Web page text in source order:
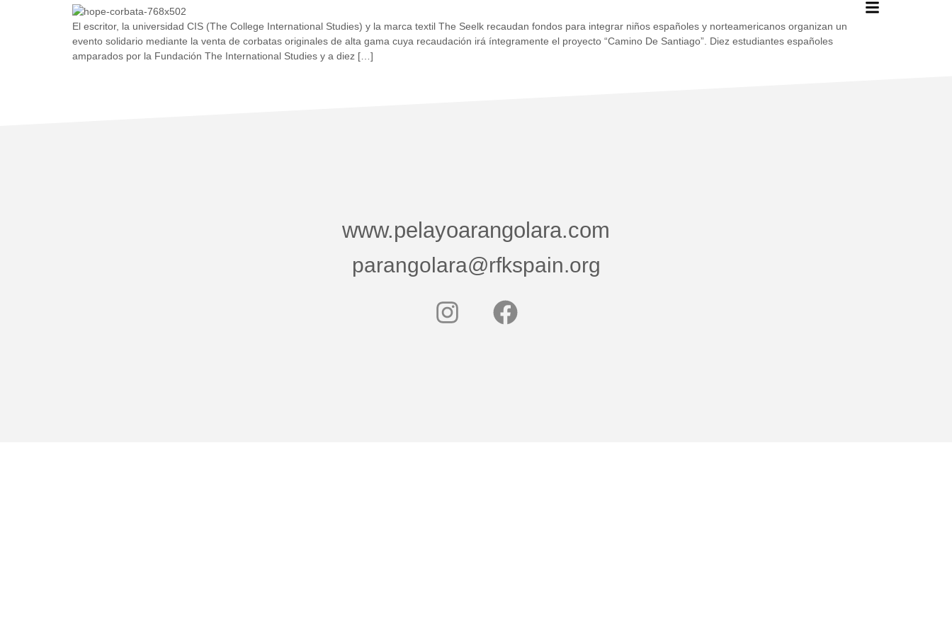
El escritor, la universidad CIS (The College International Studies) y la marca textil The Seelk recaudan fondos para integrar niños españoles y norteamericanos organizan un
evento solidario mediante la venta de corbatas originales de alta gama cuya recaudación irá íntegramente el proyecto “Camino De Santiago”. Diez estudiantes españoles
amparados por la Fundación The International Studies y a diez […]
www.pelayoarangolara.com
parangolara@rfkspain.org